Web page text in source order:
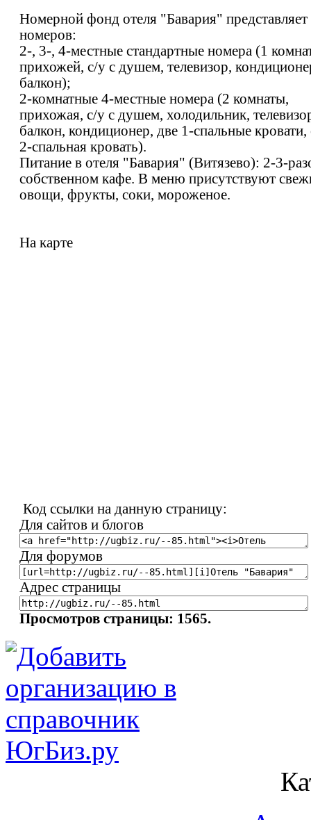
Номерной фонд отеля "Бавария" представляет
номеров:
2-, 3-, 4-местные стандартные номера (1
прихожей, с/у с душем, телевизор,
балкон);
2-комнатные 4-местные номера (2 комнаты,
прихожая, с/у с душем, холодильник,
балкон, кондиционер, две 1-спальные кровати,
2-спальная кровать).
Питание в отеля "Бавария" (Витязево): 2-3-
собственном кафе. В меню присутствуют
овощи, фрукты, соки, мороженое.
На карте
Код ссылки на данную страницу:
Для сайтов и блогов
Для форумов
Адрес страницы
Просмотров страницы: 1565.